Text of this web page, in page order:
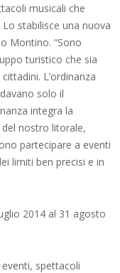
musicali che
stabilisce una nuova
Montino. “Sono
turistico che sia
L’ordinanza
solo il
integra la
nostro litorale,
partecipare a eventi
limiti ben precisi e in
2014 al 31 agosto
spettacoli